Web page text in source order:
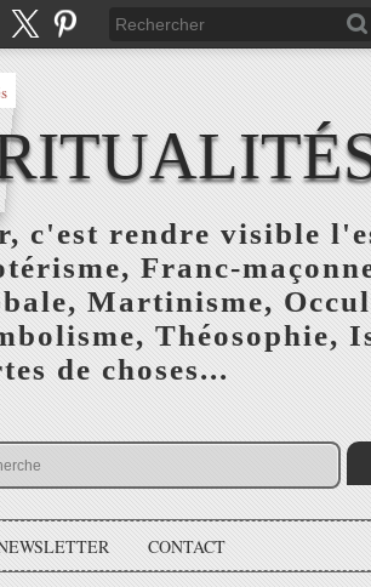
c'est rendre visible
Franc-
Martinisme,
Théosophie,
de choses...
CONTACT